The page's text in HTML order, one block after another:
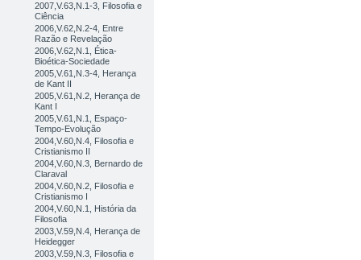
2007,V.63,N.1-3, Filosofia e
Ciência
2006,V.62,N.2-4, Entre
Razão e Revelação
2006,V.62,N.1, Ética-
Bioética-Sociedade
2005,V.61,N.3-4, Herança
de Kant II
2005,V.61,N.2, Herança de
Kant I
2005,V.61,N.1, Espaço-
Tempo-Evolução
2004,V.60,N.4, Filosofia e
Cristianismo II
2004,V.60,N.3, Bernardo de
Claraval
2004,V.60,N.2, Filosofia e
Cristianismo I
2004,V.60,N.1, História da
Filosofia
2003,V.59,N.4, Herança de
Heidegger
2003,V.59,N.3, Filosofia e